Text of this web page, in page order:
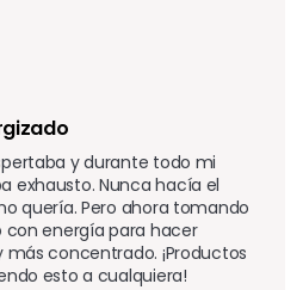
y durante todo mi
exhausto. Nunca hacía el
quería. Pero ahora tomando
energía para hacer
concentrado. ¡Productos
esto a cualquiera!